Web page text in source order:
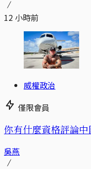
12 小時前
威權政治
僅限會員
你有什麼資格評論
吳燕